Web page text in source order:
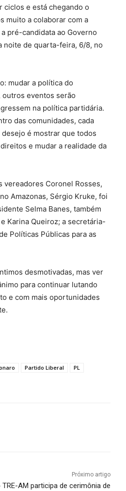
ciclos e está chegando o
muito a colaborar com a
pré-candidata ao Governo
noite de quarta-feira, 6/8, no
mudar a política do
outros eventos serão
na política partidária.
das comunidades, cada
é mostrar que todos
e mudar a realidade da
vereadores Coronel Rosses,
Amazonas, Sérgio Kruke, foi
Selma Banes, também
Karina Queiroz; a secretária-
Políticas Públicas para as
desmotivadas, mas ver
para continuar lutando
e com mais oportunidades
Partido Liberal
PL
Próximo artigo
AM participa de cerimônia de